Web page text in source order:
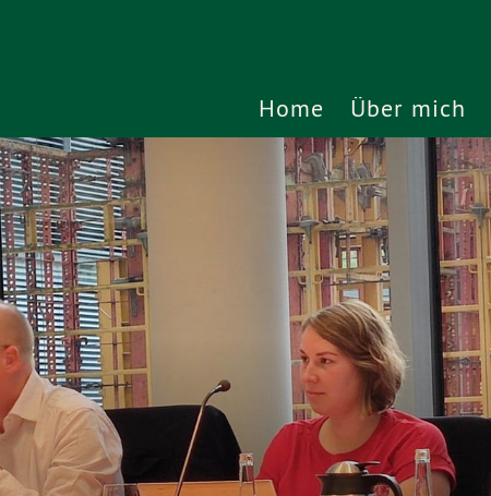
Home Über mich